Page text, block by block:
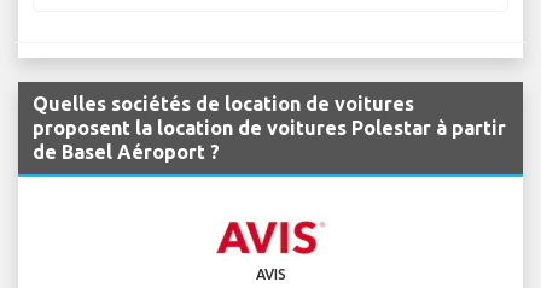
Quelles sociétés de location de voitures
proposent la location de voitures Polestar à partir
de Basel Aéroport ?
AVIS